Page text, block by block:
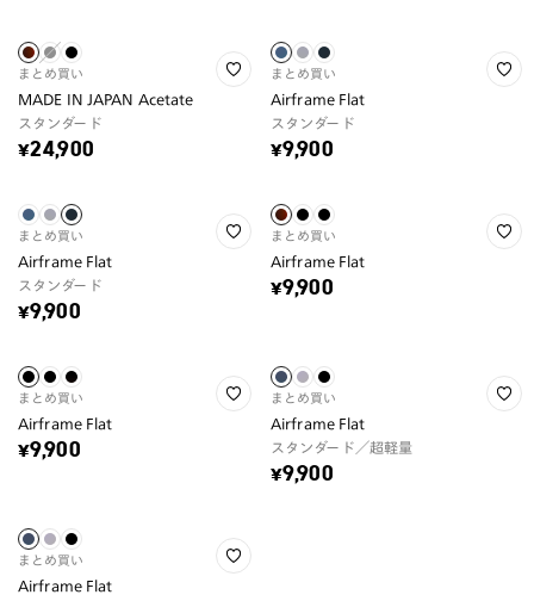
まとめ買い
MADE IN JAPAN Acetate
スタンダード
¥24,900
まとめ買い
Airframe Flat
スタンダード
¥9,900
まとめ買い
Airframe Flat
スタンダード
¥9,900
まとめ買い
Airframe Flat
¥9,900
まとめ買い
Airframe Flat
¥9,900
まとめ買い
Airframe Flat
スタンダード／超軽量
¥9,900
まとめ買い
Airframe Flat